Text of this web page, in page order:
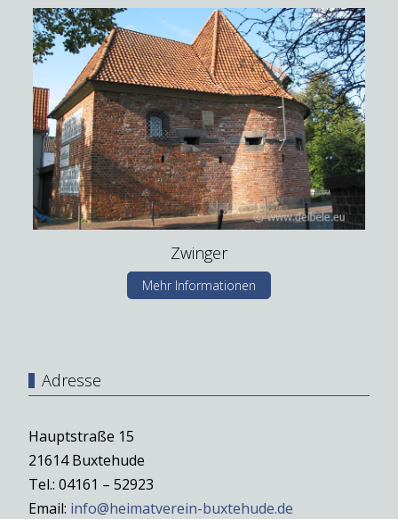
Zwinger
Mehr Informationen
Adresse
Hauptstraße 15
21614 Buxtehude
Tel.: 04161 – 52923
Email: info@heimatverein-buxtehude.de